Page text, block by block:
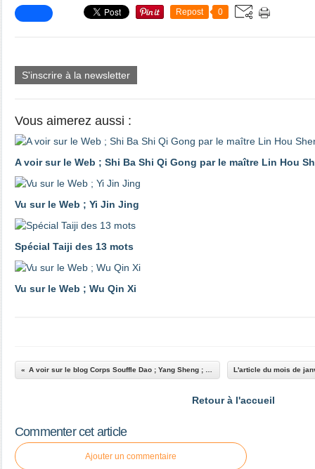
Repost 0
S'inscrire à la newsletter
Vous aimerez aussi :
A voir sur le Web ; Shi Ba Shi Qi Gong par le maître Lin Hou
Vu sur le Web ; Yi Jin Jing
Spécial Taiji des 13 mots
Vu sur le Web ; Wu Qin Xi
Retour à l'accueil
Commenter cet article
Ajouter un commentaire